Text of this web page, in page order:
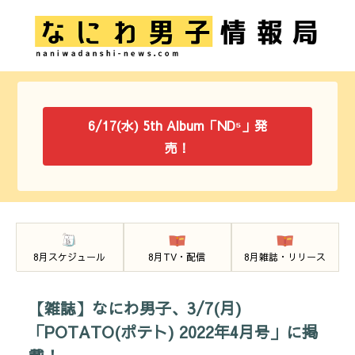
6/17(水) 5th Album「ND⁵」発
売！
8月スケジュール 8月TV・配信 8月雑誌・リリース
【雑誌】なにわ男子、3/7(月)
「POTATO(ポテト) 2022年4月号」に掲